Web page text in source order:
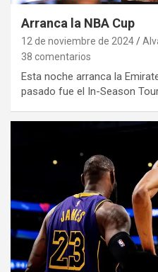
Arranca la NBA Cup
12 de noviembre de 2024
38 comentarios
Esta noche arranca la
pasado fue el In-Season